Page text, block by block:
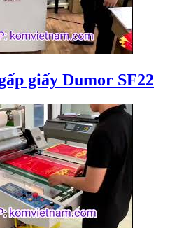
giấy Dumor SF22